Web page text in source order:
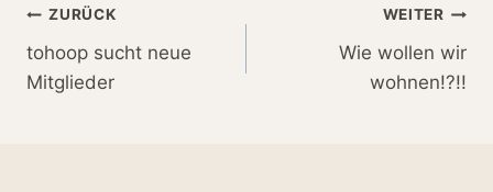
Beitragsnavigation
ZURÜCK
tohoop sucht neue
Mitglieder
WEITER
Wie wollen wir
wohnen!?!!